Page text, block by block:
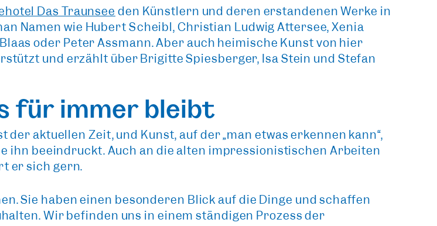
Das Traunsee den Künstlern und deren erstandenenWerke in
Namen wie Hubert Scheibl, Christian Ludwig Attersee, Xenia
oder Peter Assmann. Aber auch heimische Kunst von hier
und erzählt über Brigitte Spiesberger, Isa Stein und Stefan
für immer bleibt
der aktuellen Zeit, und Kunst, auf der „man etwas erkennen kann“,
ihn beeindruckt. Auch an die alten impressionistischen Arbeiten
er sich gern.
. Sie haben einen besonderen Blick auf die Dinge und schaffen
Wir befinden uns in einem ständigen Prozess der